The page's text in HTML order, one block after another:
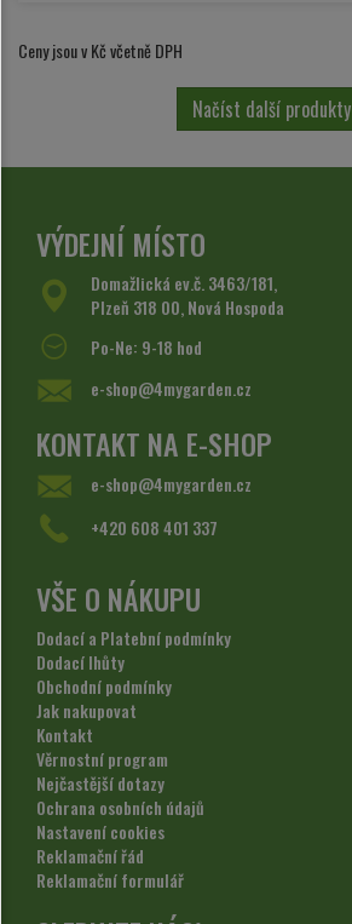
Ceny jsou v Kč včetně DPH
Načíst další produkty
VÝDEJNÍ MÍSTO
Domažlická ev.č. 3463/181,
Plzeň 318 00, Nová Hospoda
Po-Ne: 9-18 hod
e-shop@4mygarden.cz
KONTAKT NA E-SHOP
e-shop@4mygarden.cz
+420 608 401 337
VŠE O NÁKUPU
Dodací a Platební podmínky
Dodací lhůty
Obchodní podmínky
Jak nakupovat
Kontakt
Věrnostní program
Nejčastější dotazy
Ochrana osobních údajů
Nastavení cookies
Reklamační řád
Reklamační formulář